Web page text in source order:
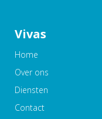
Vivas
Home
Over ons
Diensten
Contact